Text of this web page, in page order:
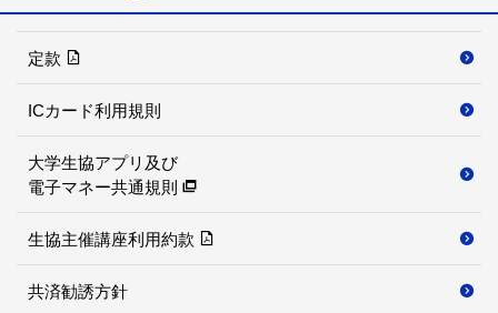
定款
ICカード利用規則
大学生協アプリ及び
電子マネー共通規則
生協主催講座利用約款
共済勧誘方針